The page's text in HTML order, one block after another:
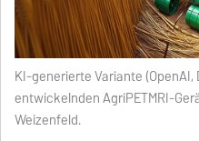
KI-generierte Variante (OpenAI,
entwickelnden AgriPETMRI-
Weizenfeld.